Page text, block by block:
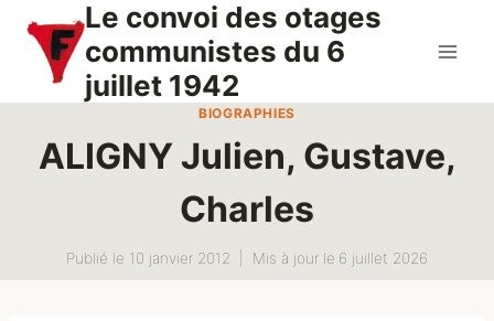
contenu
Le convoi des otages
communistes du 6
juillet 1942
BIOGRAPHIES
ALIGNY Julien, Gustave,
Charles
Publié le 10 janvier 2012 Mis à jour le 6 juillet 2026